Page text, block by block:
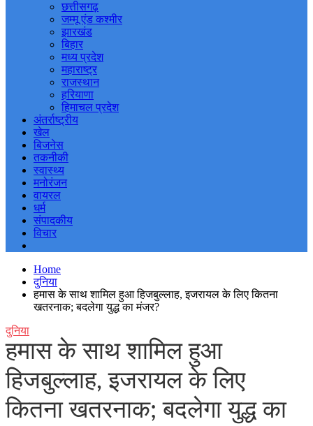
छत्तीसगढ़
जम्मू एंड कश्मीर
झारखंड
बिहार
मध्य प्रदेश
महाराष्ट्र
राजस्थान
हरियाणा
हिमाचल प्रदेश
अंतर्राष्ट्रीय
खेल
बिजनेस
तकनीकी
स्वास्थ्य
मनोरंजन
वायरल
धर्म
संपादकीय
विचार
Home
दुनिया
हमास के साथ शामिल हुआ हिजबुल्लाह, इजरायल के लिए कितना
खतरनाक; बदलेगा युद्ध का मंजर?
दुनिया
हमास के साथ शामिल हुआ
हिजबुल्लाह, इजरायल के लिए
कितना खतरनाक; बदलेगा युद्ध का